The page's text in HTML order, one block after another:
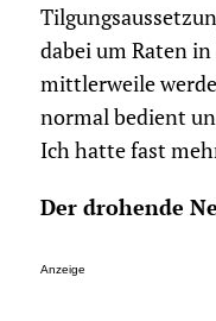
dabei um Raten
mittlerweile
normal bedient
Ich hatte fast
Der drohende
Anzeige